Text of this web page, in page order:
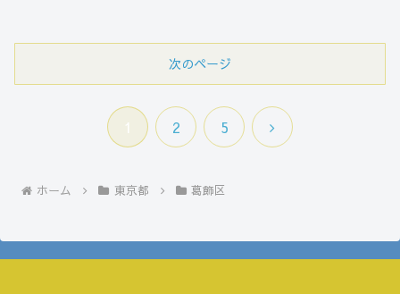
次のページ
1 2 5
次
ホーム 東京都 葛飾区